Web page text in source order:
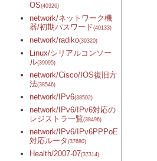
OS(40326)
network/ネットワーク機
器/初期パスワード(40133)
network/radiko(39320)
Linux/シリアルコンソー
ル(39095)
network/Cisco/IOS復旧方
法(38546)
network/IPv6(38502)
network/IPv6/IPv6対応の
レジストラ一覧(38496)
network/IPv6/IPv6PPPoE
対応ルータ (37680)
Health/2007-07(37314)